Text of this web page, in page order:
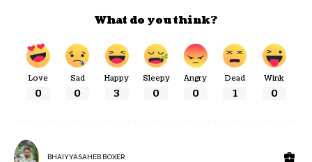
What do you think?
Love
0
Sad
0
Happy
3
Sleepy
0
Angry
0
Dead
1
Wink
0
BHAIYYASAHEB BOXER